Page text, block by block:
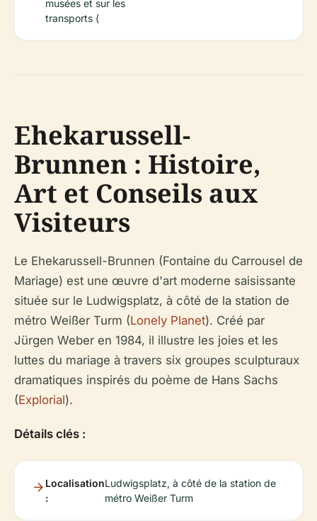
musées et sur les
transports (
Ehekarussell-
Brunnen : Histoire,
Art et Conseils aux
Visiteurs
Le Ehekarussell-Brunnen (Fontaine du Carrousel de
Mariage) est une œuvre d'art moderne saisissante
située sur le Ludwigsplatz, à côté de la station de
métro Weißer Turm (Lonely Planet). Créé par
Jürgen Weber en 1984, il illustre les joies et les
luttes du mariage à travers six groupes sculpturaux
dramatiques inspirés du poème de Hans Sachs
(Explorial).
Détails clés :
Localisation
:
Ludwigsplatz, à côté de la station de
métro Weißer Turm